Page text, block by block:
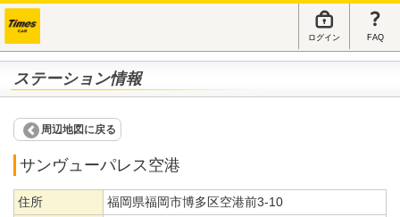
ログイン FAQ
ステーション情報
周辺地図に戻る
サンヴューパレス空港
住所 福岡県福岡市博多区空港前3-10